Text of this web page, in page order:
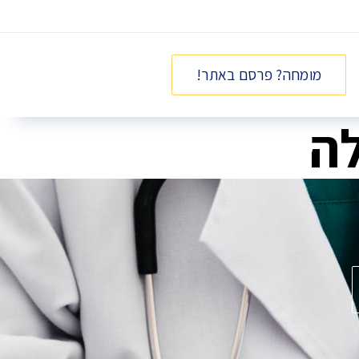
מומחה? פרסם באתר!